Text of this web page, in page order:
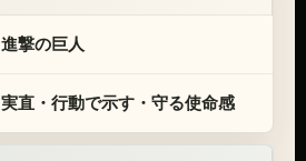
進撃の巨人
実直・行動で示す・守る使命感